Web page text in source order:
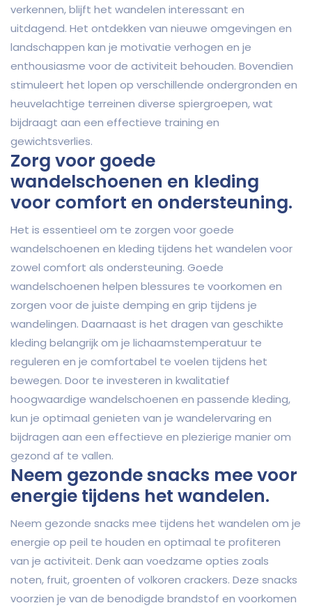
verkennen, blijft het wandelen interessant en
uitdagend. Het ontdekken van nieuwe omgevingen en
landschappen kan je motivatie verhogen en je
enthousiasme voor de activiteit behouden. Bovendien
stimuleert het lopen op verschillende ondergronden en
heuvelachtige terreinen diverse spiergroepen, wat
bijdraagt aan een effectieve training en
gewichtsverlies.
Zorg voor goede
wandelschoenen en kleding
voor comfort en ondersteuning.
Het is essentieel om te zorgen voor goede
wandelschoenen en kleding tijdens het wandelen voor
zowel comfort als ondersteuning. Goede
wandelschoenen helpen blessures te voorkomen en
zorgen voor de juiste demping en grip tijdens je
wandelingen. Daarnaast is het dragen van geschikte
kleding belangrijk om je lichaamstemperatuur te
reguleren en je comfortabel te voelen tijdens het
bewegen. Door te investeren in kwalitatief
hoogwaardige wandelschoenen en passende kleding,
kun je optimaal genieten van je wandelervaring en
bijdragen aan een effectieve en plezierige manier om
gezond af te vallen.
Neem gezonde snacks mee voor
energie tijdens het wandelen.
Neem gezonde snacks mee tijdens het wandelen om je
energie op peil te houden en optimaal te profiteren
van je activiteit. Denk aan voedzame opties zoals
noten, fruit, groenten of volkoren crackers. Deze snacks
voorzien je van de benodigde brandstof en voorkomen